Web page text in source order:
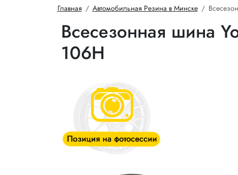
Строка навигации
Главная Автомобильная Резина в Минске
Всесезонная шина
106H